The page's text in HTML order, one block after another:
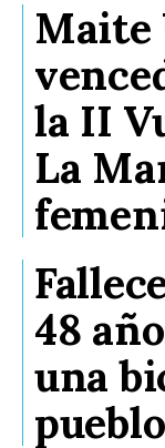
Maite
la II
La
48
una